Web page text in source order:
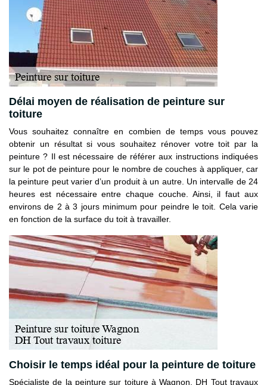
Délai moyen de réalisation de peinture sur
toiture
Vous souhaitez connaître en combien de temps vous pouvez
obtenir un résultat si vous souhaitez rénover votre toit par la
peinture ? Il est nécessaire de référer aux instructions indiquées
sur le pot de peinture pour le nombre de couches à appliquer, car
la peinture peut varier d’un produit à un autre. Un intervalle de 24
heures est nécessaire entre chaque couche. Ainsi, il faut aux
environs de 2 à 3 jours minimum pour peindre le toit. Cela varie
en fonction de la surface du toit à travailler.
Choisir le temps idéal pour la peinture de toiture
Spécialiste de la peinture sur toiture à Wagnon, DH Tout travaux